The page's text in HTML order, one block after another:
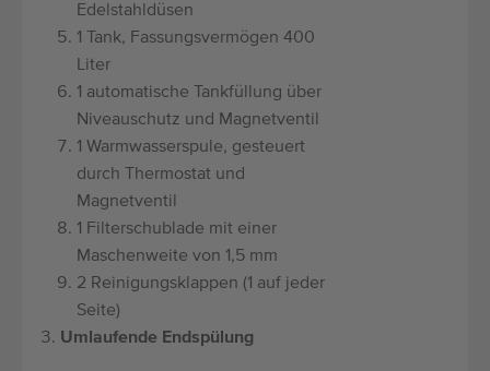
Edelstahldüsen
1 Tank, Fassungsvermögen 400
Liter
1 automatische Tankfüllung über
Niveauschutz und Magnetventil
1 Warmwasserspule, gesteuert
durch Thermostat und
Magnetventil
1 Filterschublade mit einer
Maschenweite von 1,5 mm
2 Reinigungsklappen (1 auf jeder
Seite)
Umlaufende Endspülung